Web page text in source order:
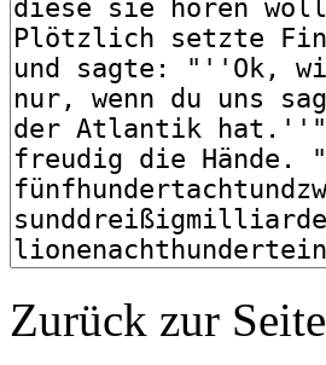
Zurück zur Seite